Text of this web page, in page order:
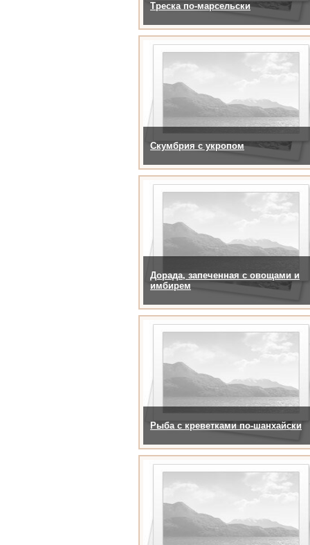
Треска по-марсельски
Скумбрия с укропом
Дорада, запеченная с овощами и
имбирем
Рыба с креветками по-шанхайски